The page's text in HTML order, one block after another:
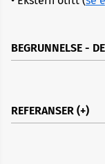
BEGRUNNELSE -
REFERANSER